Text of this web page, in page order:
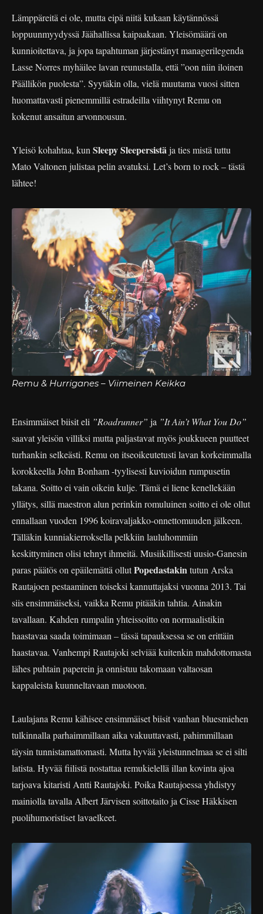
Lämppäreitä ei ole, mutta eipä niitä kukaan käytännössä
loppuunmyydyssä Jäähallissa kaipaakaan. Yleisömäärä on
kunnioitettava, ja jopa tapahtuman järjestänyt managerilegenda
Lasse Norres myhäilee lavan reunustalla, että ”oon niin iloinen
Päällikön puolesta”. Syytäkin olla, vielä muutama vuosi sitten
huomattavasti pienemmillä estradeilla viihtynyt Remu on
kokenut ansaitun arvonnousun.
Yleisö kohahtaa, kunSleepy Sleepersistäja ties mistä tuttu
Mato Valtonen julistaa pelin avatuksi. Let’s born to rock – tästä
lähtee!
Remu & Hurriganes – Viimeinen Keikka
Ensimmäiset biisit eli ”Roadrunner” ja ”It Ain’t What You Do”
saavat yleisön villiksi mutta paljastavat myös joukkueen puutteet
turhankin selkeästi. Remu on itseoikeutetusti lavan korkeimmalla
korokkeella John Bonham -tyylisesti kuvioidun rumpusetin
takana. Soitto ei vain oikein kulje. Tämä ei liene kenellekään
yllätys, sillä maestron alun perinkin romuluinen soitto ei ole ollut
ennallaan vuoden 1996 koiravaljakko-onnettomuuden jälkeen.
Tälläkin kunniakierroksella pelkkiin lauluhommiin
keskittyminen olisi tehnyt ihmeitä. Musiikillisesti uusio-Ganesin
paras päätös on epäilemättä ollutPopedastakintutun Arska
Rautajoen pestaaminen toiseksi kannuttajaksi vuonna 2013. Tai
siis ensimmäiseksi, vaikka Remu pitääkin tahtia. Ainakin
tavallaan. Kahden rumpalin yhteissoitto on normaalistikin
haastavaa saada toimimaan – tässä tapauksessa se on erittäin
haastavaa. Vanhempi Rautajoki selviää kuitenkin mahdottomasta
lähes puhtain paperein ja onnistuu takomaan valtaosan
kappaleista kuunneltavaan muotoon.
Laulajana Remu kähisee ensimmäiset biisit vanhan bluesmiehen
tulkinnalla parhaimmillaan aika vakuuttavasti, pahimmillaan
täysin tunnistamattomasti. Mutta hyvää yleistunnelmaa se ei silti
latista. Hyvää fiilistä nostattaa remukielellä illan kovinta ajoa
tarjoava kitaristi Antti Rautajoki. Poika Rautajoessa yhdistyy
mainiolla tavalla Albert Järvisen soittotaito ja Cisse Häkkisen
puolihumoristiset lavaelkeet.